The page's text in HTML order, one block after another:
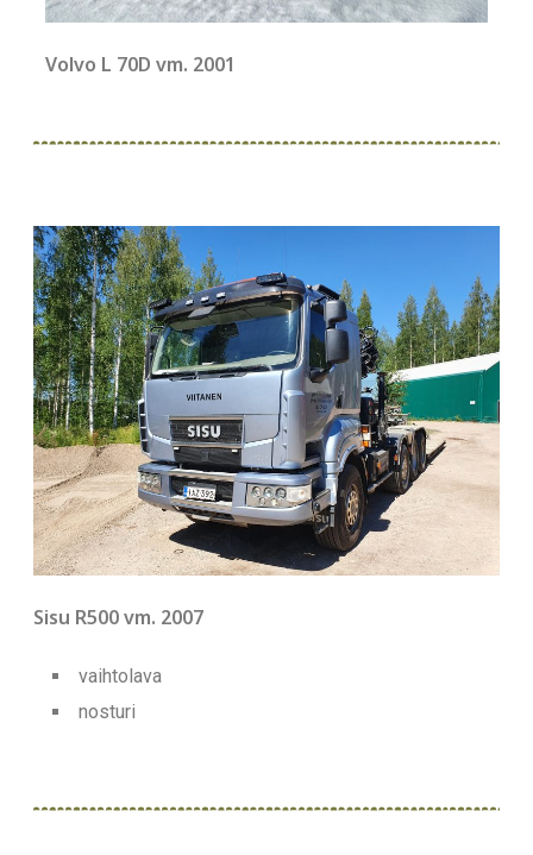
Volvo L 70D vm. 2001
Sisu R500 vm. 2007
vaihtolava
nosturi